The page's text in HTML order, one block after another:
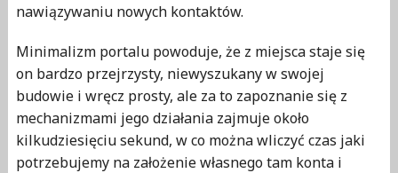
nawiązywaniu nowych kontaktów.
Minimalizm portalu powoduje, że z miejsca staje się
on bardzo przejrzysty, niewyszukany w swojej
budowie i wręcz prosty, ale za to zapoznanie się z
mechanizmami jego działania zajmuje około
kilkudziesięciu sekund, w co można wliczyć czas jaki
potrzebujemy na założenie własnego tam konta i